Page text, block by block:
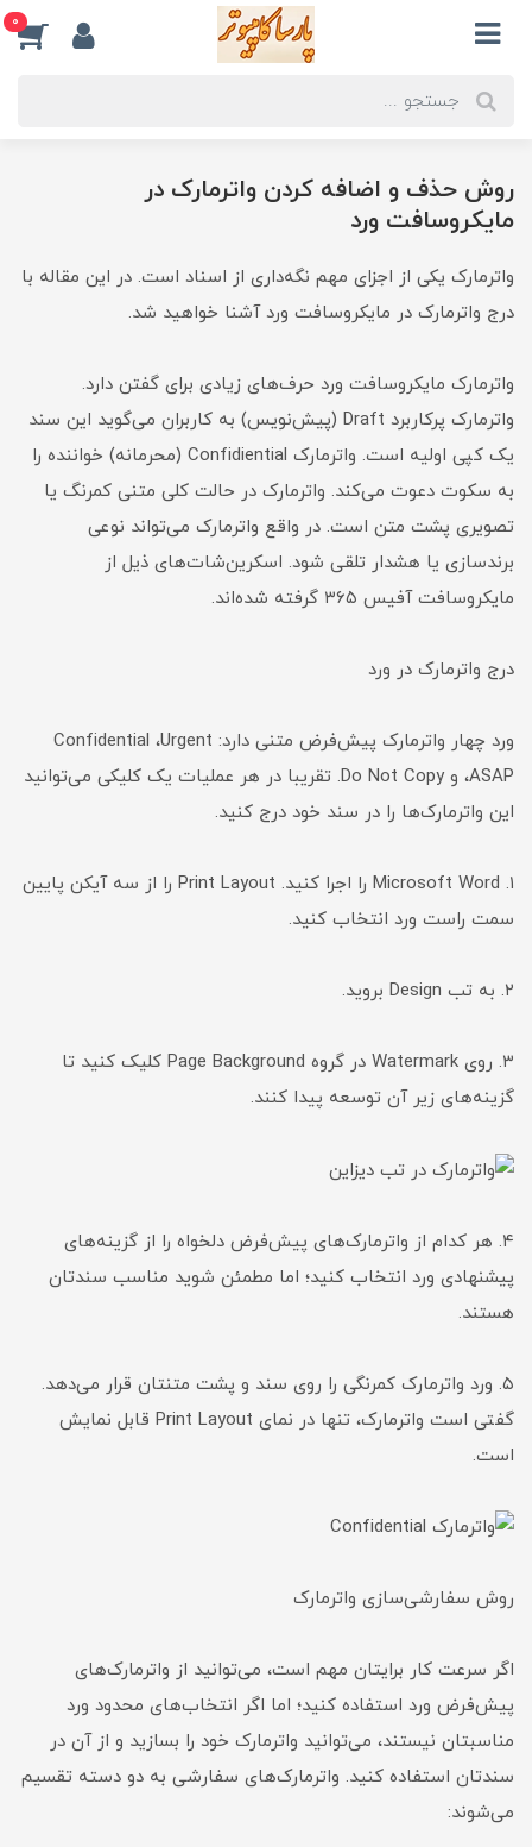
0
روش حذف و اضافه کردن واترمارک در
مایکروسافت ورد
واترمارک یکی از اجزای مهم نگه‌داری از اسناد است. در این مقاله با
درج واترمارک در مایکروسافت ورد آشنا خواهید شد.
واترمارک مایکروسافت ورد حرف‌های زیادی برای گفتن دارد.
واترمارک پرکاربرد Draft (پیش‌نویس) به کاربران می‌گوید این سند
یک کپی اولیه است. واترمارک Confidiential (محرمانه) خواننده را
به سکوت دعوت می‌کند. واترمارک در حالت کلی متنی کمرنگ یا
تصویری پشت متن است. در واقع واترمارک می‌تواند نوعی
برندسازی یا هشدار تلقی شود. اسکرین‌شات‌های ذیل از
مایکروسافت آفیس ۳۶۵ گرفته شده‌‌اند.
درج واترمارک در ورد
ورد چهار واترمارک پیش‌فرض متنی دارد: Confidential ،Urgent
،ASAP و Do Not Copy. تقریبا در هر عملیات یک کلیکی می‌توانید
این واترمارک‌ها را در سند خود درج کنید.
۱. Microsoft Word را اجرا کنید. Print Layout را از سه آیکن پایین
سمت راست ورد انتخاب کنید.
۲. به تب Design بروید.
۳. روی Watermark در گروه Page Background کلیک کنید تا
گزینه‌های زیر آن توسعه پیدا کنند.
۴. هر کدام از واترمارک‌های پیش‌فرض دلخواه را از گزینه‌های
پیشنهادی ورد انتخاب کنید؛ اما مطمئن شوید مناسب سندتان
هستند.
۵. ورد واترمارک کمرنگی را روی سند و پشت متنتان قرار می‌دهد.
گفتی است واترمارک، تنها در نمای Print Layout قابل نمایش
است.
روش سفارشی‌سازی واترمارک
اگر سرعت کار برایتان مهم‌ است، می‌توانید از واترمارک‌های
پیش‌فرض ورد استفاده کنید؛ اما اگر انتخاب‌های محدود ورد
مناسبتان نیستند، می‌توانید واترمارک خود را بسازید و از آن در
سندتان استفاده کنید. واترمارک‌های سفارشی به دو دسته تقسیم
می‌شوند: